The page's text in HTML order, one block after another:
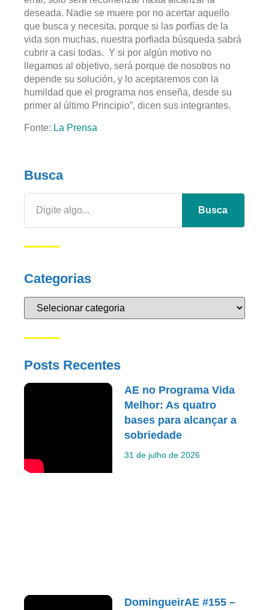
deseada. Nadie se muere por no acertar aquello
que busca y necesita, porque si las porfías de la
vida son muchas, nuestra porfiada búsqueda sabrá
cubrir a casi todas. Y si por algún motivo no
llegamos al objetivo, será porque de nosotros no
depende su solución, y lo aceptaremos con la
humildad que el programa nos enseña, desde su
primer al último Principio”, dicen sus integrantes.
Fonte: La Prensa
Busca
Busca
Categorias
Posts Recentes
AE no Programa Vida
Melhor: As quatro
bases para alcançar a
sobriedade
31 de julho de 2026
DomingueirAE #155 –